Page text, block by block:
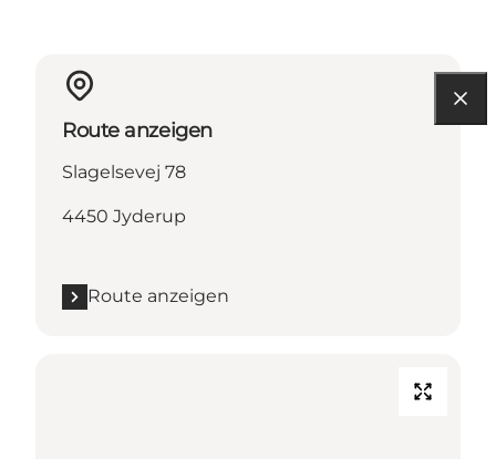
Route anzeigen
Slagelsevej 78
4450 Jyderup
Route anzeigen